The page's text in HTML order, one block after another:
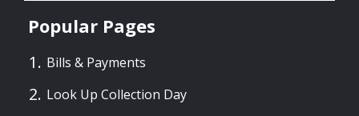
Popular Pages
Bills & Payments
Look Up Collection Day